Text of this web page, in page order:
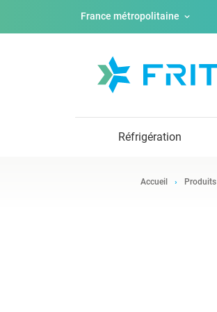
France métropolitaine
Réfrigération
Accueil Produits